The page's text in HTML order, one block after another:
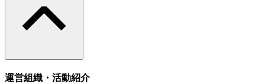
運営組織・活動紹介